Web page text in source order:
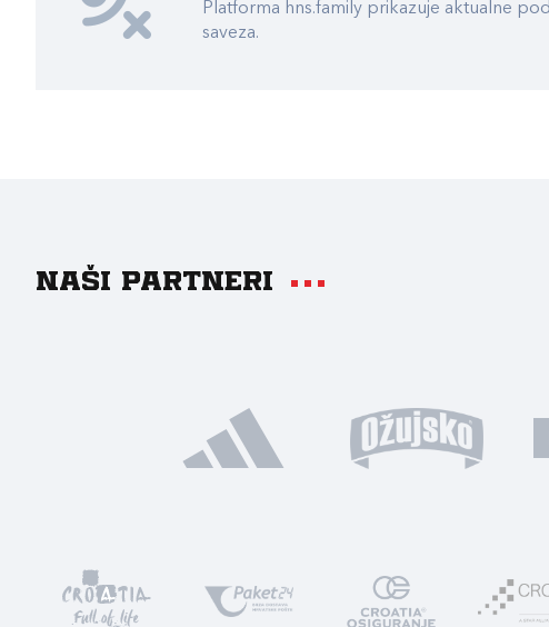
Platforma hns.family prikazuje aktualne
saveza.
Naši partneri